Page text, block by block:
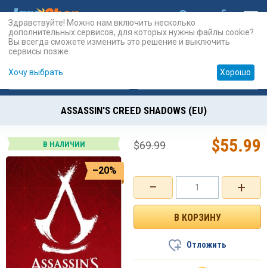
Карты Prepaid
ASSASSIN'S CREED SHADOWS (EU)
В НАЛИЧИИ
–20%
+
−
$55.99
$69.99
Отложить
Здравствуйте! Можно нам включить несколько
дополнительных сервисов, для которых нужны файлы cookie?
Вы всегда сможете изменить это решение и выключить
сервисы позже.
Хочу выбрать Хорошо